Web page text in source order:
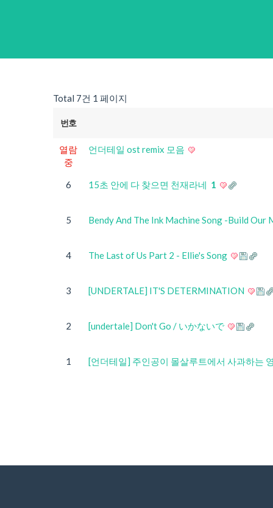
Total 7건 1 페이지
번호
열람
중
언더테일 ost remix 모음
6 15초 안에 다 찾으면 천재라네 1
5 Bendy And The Ink Machine Song -Build
4 The Last of Us Part 2 - Ellie's Song
3 [UNDERTALE] IT'S DETERMINATION
2 [undertale] Don't Go / いかないで
1 [언더테일] 주인공이 몰살루트에서 사과하는